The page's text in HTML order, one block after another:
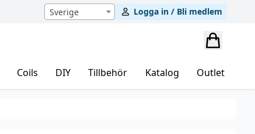
Sverige Logga in / Bli medlem
Coils DIY Tillbehör Katalog Outlet